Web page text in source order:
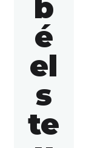
b
é
el
s
te